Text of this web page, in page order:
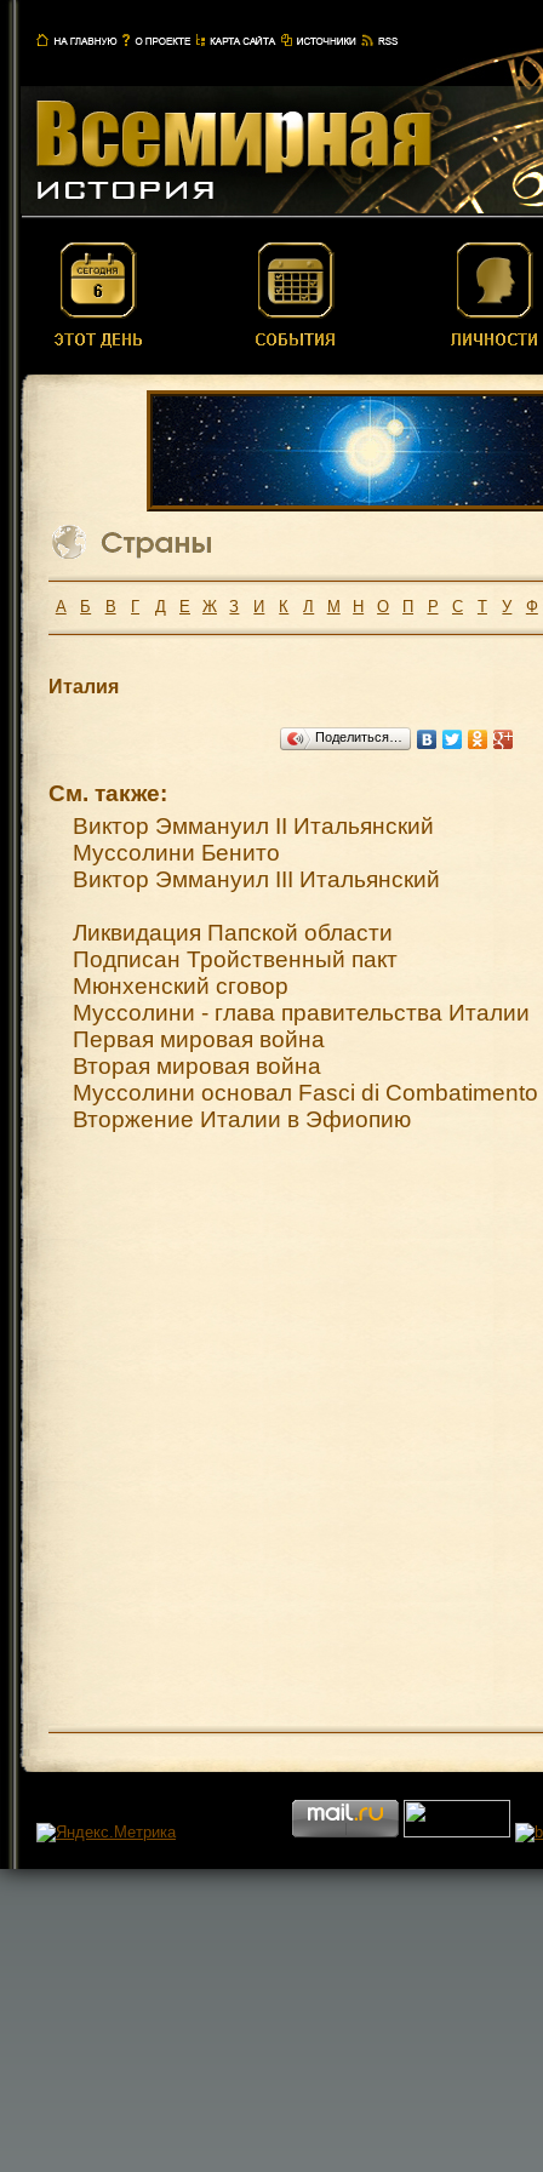
А Б В Г Д Е Ж З И К Л М Н О П Р С Т У Ф
Италия
Поделиться…
См. также:
Виктор Эммануил II Итальянский
Муссолини Бенито
Виктор Эммануил III Итальянский
Ликвидация Папской области
Подписан Тройственный пакт
Мюнхенский сговор
Муссолини - глава правительства Италии
Первая мировая война
Вторая мировая война
Муссолини основал Fasci di Combatimento
Вторжение Италии в Эфиопию